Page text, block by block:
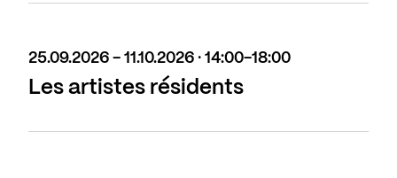
25.09.2026 - 11.10.2026 · 14:00-18:00
Les artistes résidents